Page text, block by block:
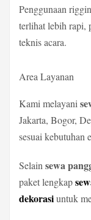
Penggunaan
terlihat lebih rapi,
teknis acara.
Area Layanan
Kami melayani
Jakarta, Bogor,
sesuai kebutuhan
Selain sewa
paket lengkap
dekorasiuntuk